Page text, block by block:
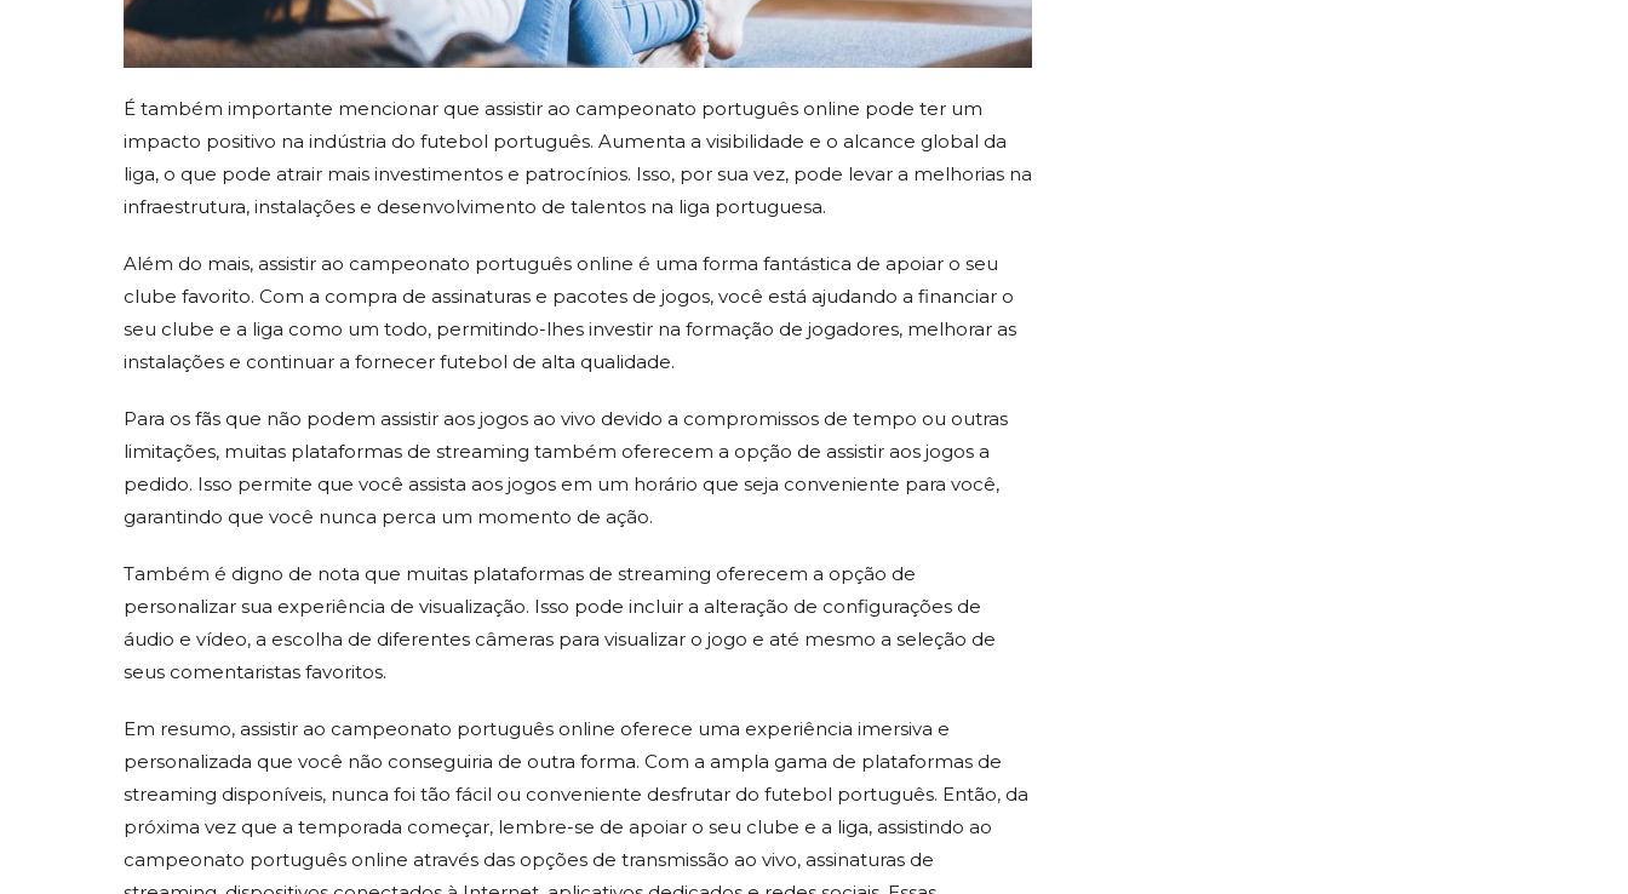
É também importante mencionar que assistir ao campeonato português online pode ter um
impacto positivo na indústria do futebol português. Aumenta a visibilidade e o alcance global da
liga, o que pode atrair mais investimentos e patrocínios. Isso, por sua vez, pode levar a melhorias na
infraestrutura, instalações e desenvolvimento de talentos na liga portuguesa.
Além do mais, assistir ao campeonato português online é uma forma fantástica de apoiar o seu
clube favorito. Com a compra de assinaturas e pacotes de jogos, você está ajudando a financiar o
seu clube e a liga como um todo, permitindo-lhes investir na formação de jogadores, melhorar as
instalações e continuar a fornecer futebol de alta qualidade.
Para os fãs que não podem assistir aos jogos ao vivo devido a compromissos de tempo ou outras
limitações, muitas plataformas de streaming também oferecem a opção de assistir aos jogos a
pedido. Isso permite que você assista aos jogos em um horário que seja conveniente para você,
garantindo que você nunca perca um momento de ação.
Também é digno de nota que muitas plataformas de streaming oferecem a opção de
personalizar sua experiência de visualização. Isso pode incluir a alteração de configurações de
áudio e vídeo, a escolha de diferentes câmeras para visualizar o jogo e até mesmo a seleção de
seus comentaristas favoritos.
Em resumo, assistir ao campeonato português online oferece uma experiência imersiva e
personalizada que você não conseguiria de outra forma. Com a ampla gama de plataformas de
streaming disponíveis, nunca foi tão fácil ou conveniente desfrutar do futebol português. Então, da
próxima vez que a temporada começar, lembre-se de apoiar o seu clube e a liga, assistindo ao
campeonato português online através das opções de transmissão ao vivo, assinaturas de